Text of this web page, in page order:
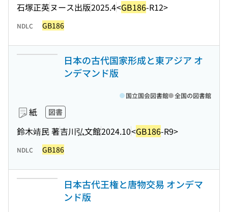
石塚正英 ヌース出版2025.4<GB186-R12>
NDLC GB186
日本の古代国家形成と東アジア オ
ンデマンド版
紙 図書
鈴木靖民 著吉川弘文館2024.10<GB186-R9>
国立国会図書館 全国の図書館
NDLC GB186
日本古代王権と唐物交易 オンデマ
ンド版